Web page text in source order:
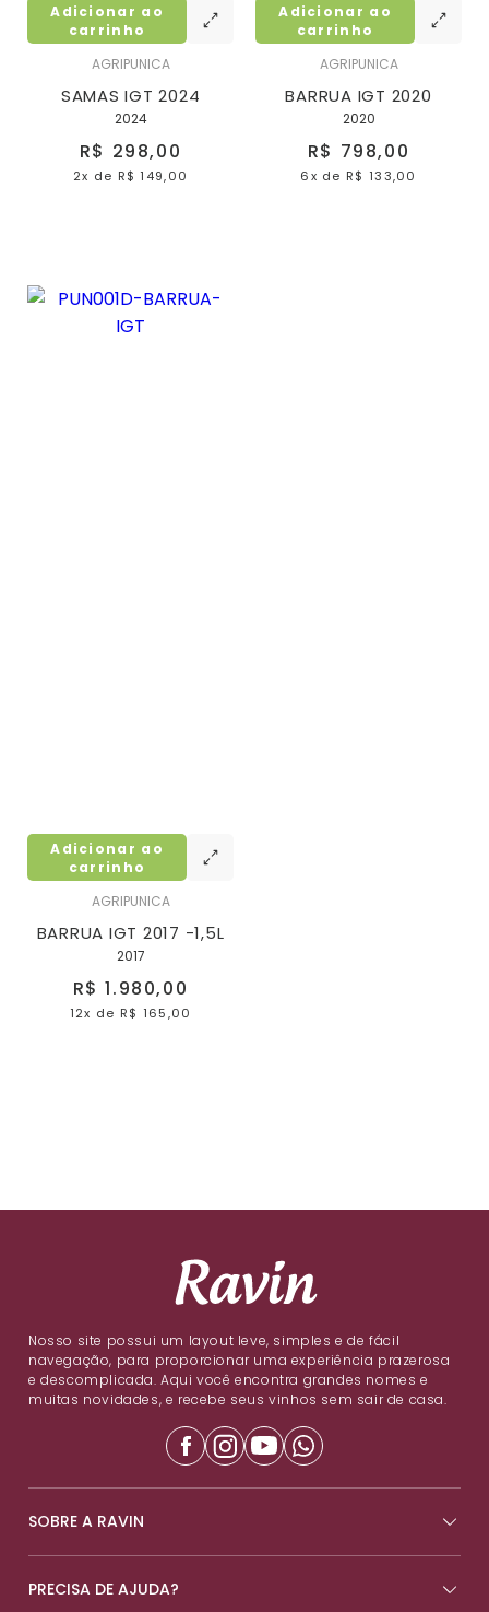
AGRIPUNICA
SAMAS IGT 2024
2024
R$ 298,00
2x de R$ 149,00
Adicionar ao
carrinho
AGRIPUNICA
BARRUA IGT 2020
2020
R$ 798,00
6x de R$ 133,00
Adicionar ao
carrinho
AGRIPUNICA
BARRUA IGT 2017 -1,5L
2017
R$ 1.980,00
12x de R$ 165,00
Adicionar ao
carrinho
Nosso site possui um layout leve, simples e de fácil
navegação, para proporcionar uma experiência prazerosa
e descomplicada. Aqui você encontra grandes nomes e
muitas novidades, e recebe seus vinhos sem sair de casa.
SOBRE A RAVIN
PRECISA DE AJUDA?